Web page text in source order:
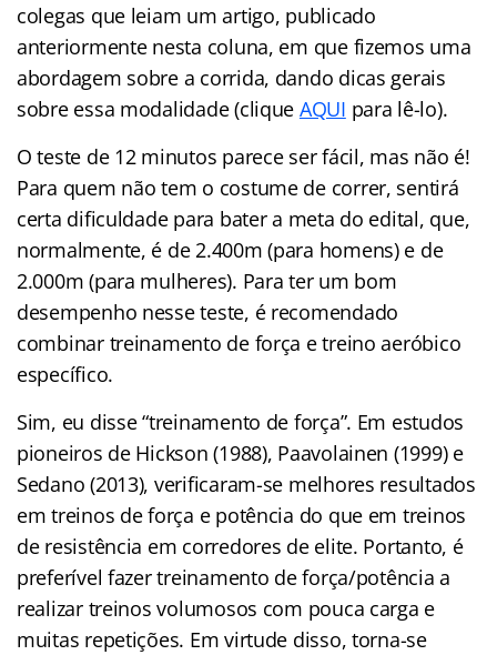
colegas que leiam um artigo, publicado
anteriormente nesta coluna, em que fizemos uma
abordagem sobre a corrida, dando dicas gerais
sobre essa modalidade (clique AQUI para lê-lo).
O teste de 12 minutos parece ser fácil, mas não é!
Para quem não tem o costume de correr, sentirá
certa dificuldade para bater a meta do edital, que,
normalmente, é de 2.400m (para homens) e de
2.000m (para mulheres). Para ter um bom
desempenho nesse teste, é recomendado
combinar treinamento de força e treino aeróbico
específico.
Sim, eu disse “treinamento de força”. Em estudos
pioneiros de Hickson (1988), Paavolainen (1999) e
Sedano (2013), verificaram-se melhores resultados
em treinos de força e potência do que em treinos
de resistência em corredores de elite. Portanto, é
preferível fazer treinamento de força/potência a
realizar treinos volumosos com pouca carga e
muitas repetições. Em virtude disso, torna-se